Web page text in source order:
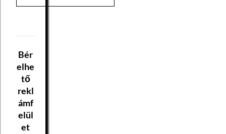
Bér
elhe
tő
rekl
ámf
elül
et